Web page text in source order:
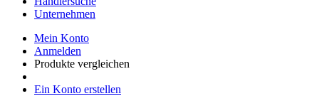
Unternehmen
Mein Konto
Anmelden
Produkte vergleichen
Ein Konto erstellen